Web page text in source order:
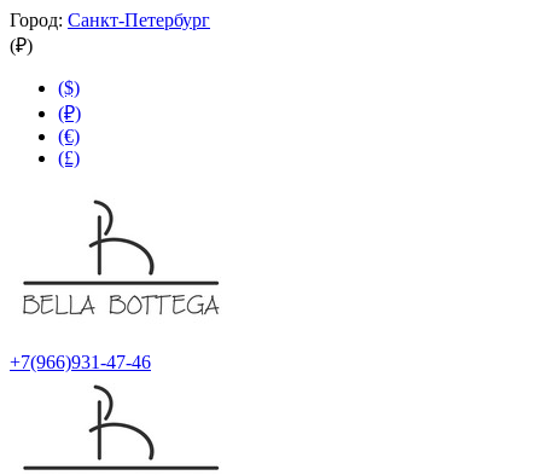
Город: Санкт-Петербург
(₽)
($)
(₽)
(€)
(£)
+7(966)931-47-46